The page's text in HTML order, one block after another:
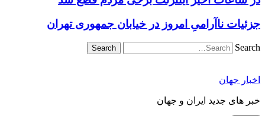
جزئیات ناآرامیِ امروز در خیابان جمهوری تهران
Search
اخبار جهان
خبر های جدید ایران و جهان